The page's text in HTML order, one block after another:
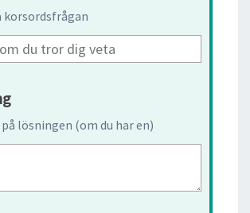
korsordsfrågan
lösningen (om du har en)